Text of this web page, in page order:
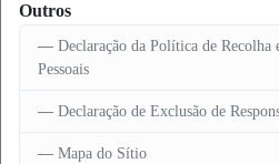
Outros
Declaração da Política de Recolha
Pessoais
Declaração de Exclusão de
Mapa do Sítio